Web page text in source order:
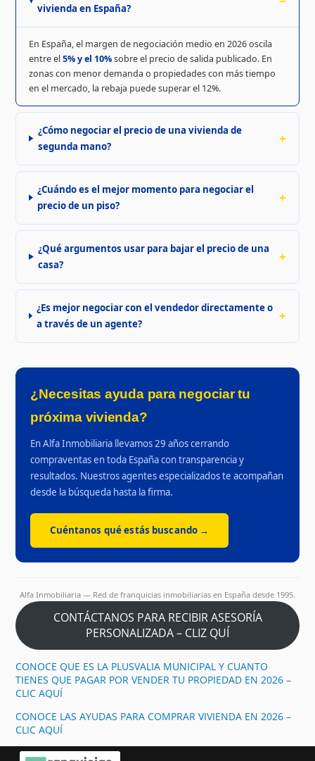
vivienda en España?
En España, el margen de negociación medio en 2026 oscila
entre el5% y el 10%sobre el precio de salida publicado. En
zonas con menor demanda o propiedades con más tiempo
en el mercado, la rebaja puede superar el 12%.
¿Cómo negociar el precio de una vivienda de
segunda mano?
¿Cuándo es el mejor momento para negociar el
precio de un piso?
¿Qué argumentos usar para bajar el precio de una
casa?
¿Es mejor negociar con el vendedor directamente o
a través de un agente?
¿Necesitas ayuda para negociar tu
próxima vivienda?
En Alfa Inmobiliaria llevamos 29 años cerrando
compraventas en toda España con transparencia y
resultados. Nuestros agentes especializados te acompañan
desde la búsqueda hasta la firma.
Cuéntanos qué estás buscando →
Alfa Inmobiliaria — Red de franquicias inmobiliarias en España desde 1995.
CONTÁCTANOS PARA RECIBIR ASESORÍA
PERSONALIZADA – CLIZ QUÍ
CONOCE QUE ES LA PLUSVALIA MUNICIPAL Y CUANTO
TIENES QUE PAGAR POR VENDER TU PROPIEDAD EN 2026 –
CLIC AQUÍ
CONOCE LAS AYUDAS PARA COMPRAR VIVIENDA EN 2026 –
CLIC AQUÍ